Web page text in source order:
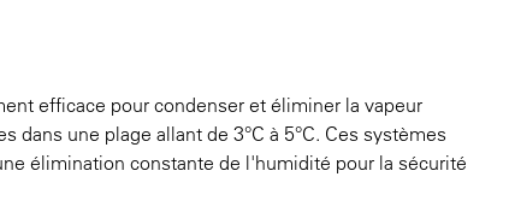
efficace pour condenser et éliminer la vapeur
dans une plage allant de 3°C à 5°C. Ces systèmes
élimination constante de l'humidité pour la sécurité